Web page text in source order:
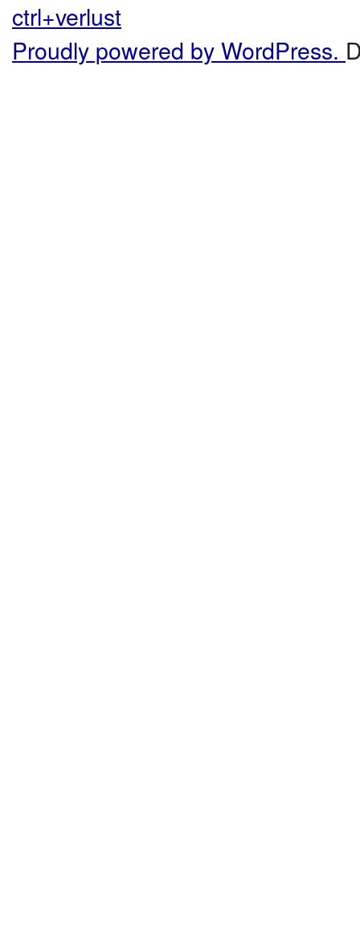
ctrl+verlust
Proudly powered by WordPress.